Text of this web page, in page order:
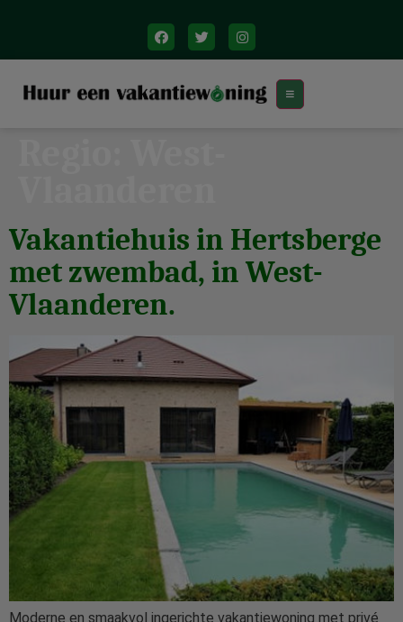
Vakantiehuis in Hertsberge
met zwembad, in West-
Vlaanderen.
Moderne en smaakvol ingerichte vakantiewoning met privé